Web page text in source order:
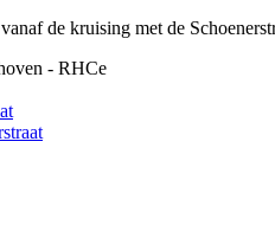
de kruising met de
- RHCe